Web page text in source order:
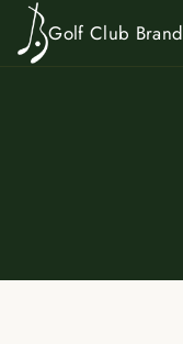
Zum Inhalt springen
Golf Club Brand